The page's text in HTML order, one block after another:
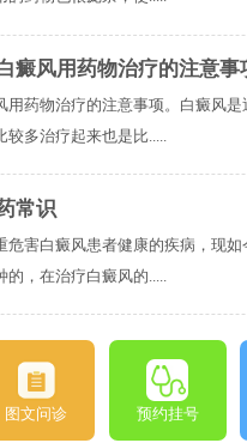
癜风用药物治疗的注意事
用药物治疗的注意事项。白癜风是
多治疗起来也是比.....
常识
危害白癜风患者健康的疾病，现
，在治疗白癜风的.....
图文问诊 预约挂号